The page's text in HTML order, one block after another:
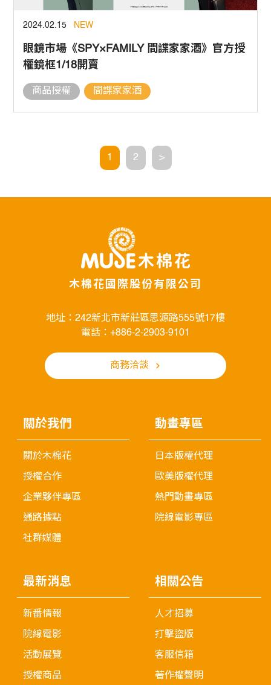
2024.02.15 NEW
眼鏡市場《SPY×FAMILY 間諜家家酒》官方授
權鏡框1/18開賣
商品授權 間諜家家酒
1 2 >
木棉花國際股份有限公司
地址：242新北市新莊區思源路555號17樓
電話：+886-2-2903-9101
商務洽談
關於我們
關於木棉花
授權合作
企業夥伴專區
通路據點
社群媒體
動畫專區
日本版權代理
歐美版權代理
熱門動畫專區
院線電影專區
最新消息
新番情報
院線電影
活動展覽
授權商品
相關公告
人才招募
打擊盜版
客服信箱
著作權聲明